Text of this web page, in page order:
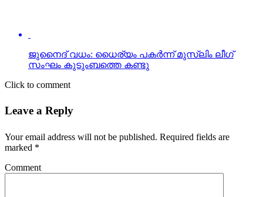
Your email address will not be published.Required fields are
marked*
Comment